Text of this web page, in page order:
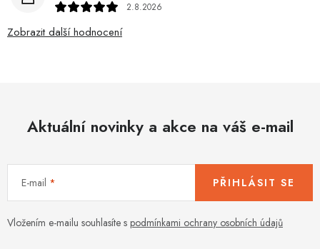
2.8.2026
Zobrazit další hodnocení
Aktuální novinky a akce na váš e-mail
E-mail
Vložením e-mailu souhlasíte s podmínkami ochrany osobních údajů
PŘIHLÁSIT SE